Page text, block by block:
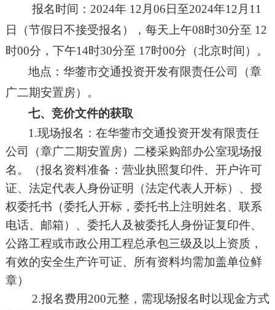
报名时间： 2024年 12 月 06日至2024年12月11
日
（节假日不接受报名），每天上午08时30分至 12
时00分，下午14时30分至 17时00分（北京时间）。
地点： 华蓥市交通投资开发有限责任公司
（章
广二期安置房） 。
七、 竞价文件的获取
1.现场报名：在华蓥市交通投资开发有限责任
公司
（章广二期安置房）二楼采购部办公室现场报
名。（报名资料准备：营业执照复印件、开户许可
证、法定代表人身份证明（法定代表人开标）、授
权委托书（委托人开标，委托书上注明姓名、联系
电话、邮箱）、委托人及被委托人身份证复印件、
公路工程或市政公用工程总承包三级及以上资质，
有效的安全生产许可证、所有资料均需加盖单位鲜
章）
2.报名费用200元整，需现场报名时以现金方式